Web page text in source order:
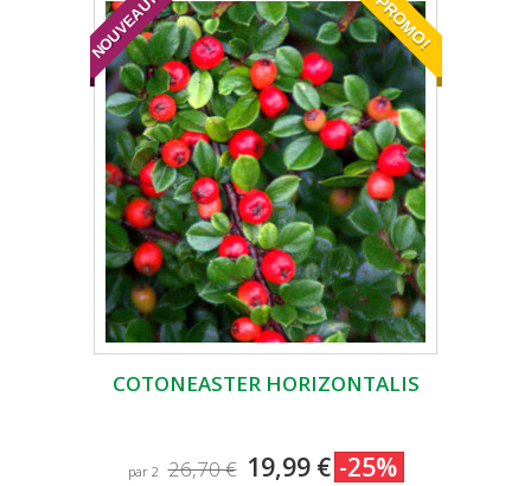
NOUVEAUTÉ PROMO!
COTONEASTER HORIZONTALIS
par 2 26,70 € 19,99 € -25%